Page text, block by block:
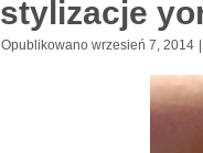
stylizacje
Opublikowano wrzesień 7, 2014